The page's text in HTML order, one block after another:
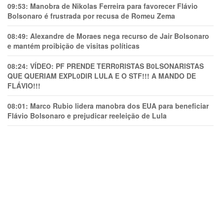
09:53: Manobra de Nikolas Ferreira para favorecer Flávio
Bolsonaro é frustrada por recusa de Romeu Zema
08:49: Alexandre de Moraes nega recurso de Jair Bolsonaro
e mantém proibição de visitas políticas
08:24: VÍDEO: PF PRENDE TERR0RlSTAS B0LSONARlSTAS
QUE QUERIAM EXPL0DlR LULA E O STF!!! A MANDO DE
FLÁVIO!!!
08:01: Marco Rubio lidera manobra dos EUA para beneficiar
Flávio Bolsonaro e prejudicar reeleição de Lula